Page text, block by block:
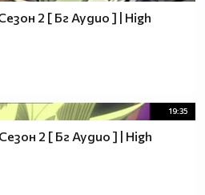
2 [ Бг Аудио ] | High
19:35
2 [ Бг Аудио ] | High